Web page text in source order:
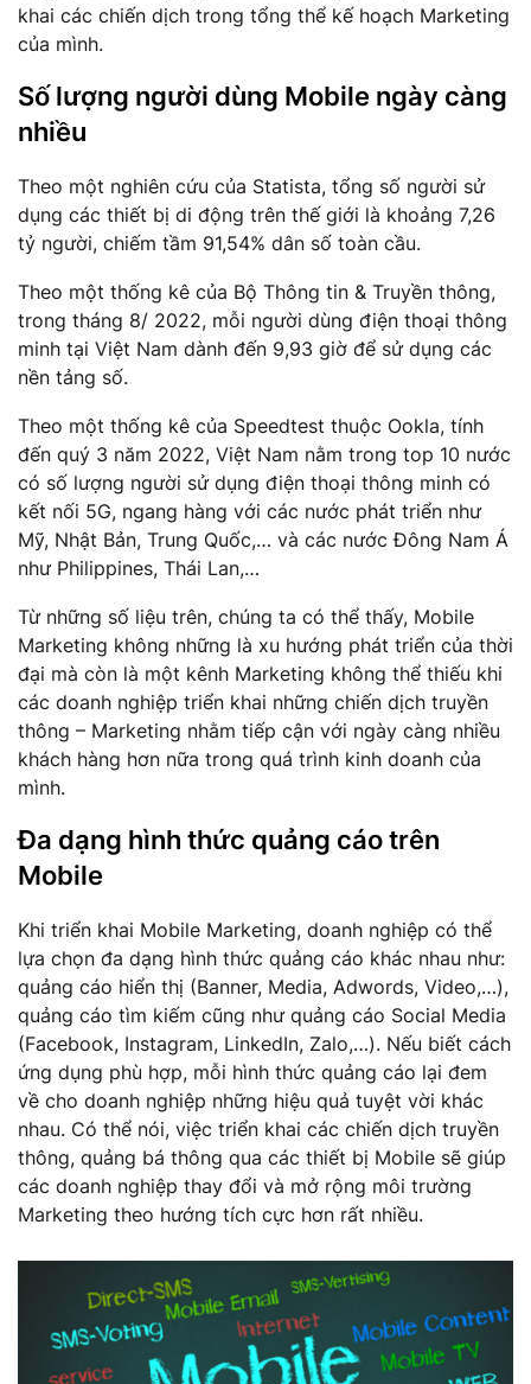
khai các chiến dịch trong tổng thể kế hoạch Marketing
của mình.
Số lượng người dùng Mobile ngày càng
nhiều
Theo một nghiên cứu của Statista, tổng số người sử
dụng các thiết bị di động trên thế giới là khoảng 7,26
tỷ người, chiếm tầm 91,54% dân số toàn cầu.
Theo một thống kê của Bộ Thông tin & Truyền thông,
trong tháng 8/ 2022, mỗi người dùng điện thoại thông
minh tại Việt Nam dành đến 9,93 giờ để sử dụng các
nền tảng số.
Theo một thống kê của Speedtest thuộc Ookla, tính
đến quý 3 năm 2022, Việt Nam nằm trong top 10 nước
có số lượng người sử dụng điện thoại thông minh có
kết nối 5G, ngang hàng với các nước phát triển như
Mỹ, Nhật Bản, Trung Quốc,… và các nước Đông Nam Á
như Philippines, Thái Lan,…
Từ những số liệu trên, chúng ta có thể thấy, Mobile
Marketing không những là xu hướng phát triển của thời
đại mà còn là một kênh Marketing không thể thiếu khi
các doanh nghiệp triển khai những chiến dịch truyền
thông – Marketing nhằm tiếp cận với ngày càng nhiều
khách hàng hơn nữa trong quá trình kinh doanh của
mình.
Đa dạng hình thức quảng cáo trên
Mobile
Khi triển khai Mobile Marketing, doanh nghiệp có thể
lựa chọn đa dạng hình thức quảng cáo khác nhau như:
quảng cáo hiển thị (Banner, Media, Adwords, Video,…),
quảng cáo tìm kiếm cũng như quảng cáo Social Media
(Facebook, Instagram, LinkedIn, Zalo,…). Nếu biết cách
ứng dụng phù hợp, mỗi hình thức quảng cáo lại đem
về cho doanh nghiệp những hiệu quả tuyệt vời khác
nhau. Có thể nói, việc triển khai các chiến dịch truyền
thông, quảng bá thông qua các thiết bị Mobile sẽ giúp
các doanh nghiệp thay đổi và mở rộng môi trường
Marketing theo hướng tích cực hơn rất nhiều.